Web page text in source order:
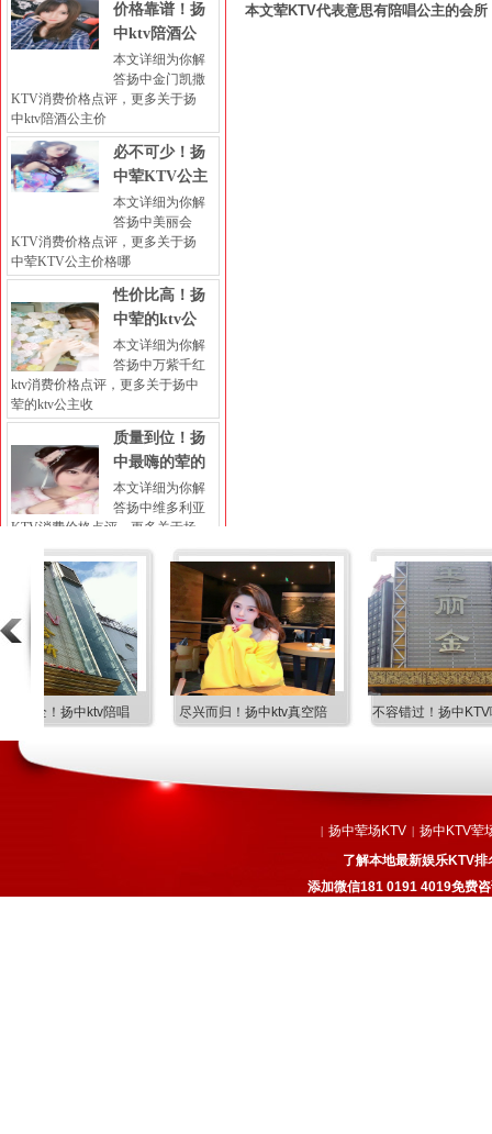
本文荤KTV代表意思有陪唱公主的会
尽兴而归！扬中ktv真空陪 不容错过！扬中KTV哪个档 绝对优
价格靠谱！扬
中ktv陪酒公
本文详细为你解
答扬中金门凯撒
KTV消费价格点评，更多关于扬
中ktv陪酒公主价
必不可少！扬
中荤KTV公主
本文详细为你解
答扬中美丽会
KTV消费价格点评，更多关于扬
中荤KTV公主价格哪
性价比高！扬
中荤的ktv公
本文详细为你解
答扬中万紫千红
ktv消费价格点评，更多关于扬中
荤的ktv公主收
质量到位！扬
中最嗨的荤的
本文详细为你解
答扬中维多利亚
KTV消费价格点评，更多关于扬
中最嗨的荤的KTV
| 扬中荤场KTV | 扬中KTV荤
了解本地最新娱乐KTV
添加微信181 0191 4019免费